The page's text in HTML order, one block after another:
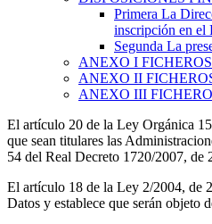
Primera La
inscripción en el
Segunda La
ANEXO I
ANEXO II
ANEXO III
El artículo 20 de la Ley Orgánica
que sean titulares las
54 del Real Decreto 1720/2007, de
El artículo 18 de la Ley 2/2004, de
Datos y establece que serán objeto